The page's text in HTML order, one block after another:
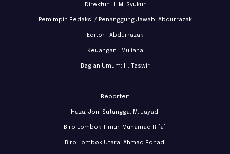
Direktur: H. M. Syukur
Pemimpin Redaksi / Penanggung Jawab: Abdurrazak
Editor : Abdurrazak
Keuangan : Muliana
Bagian Umum: H. Taswir
Reporter:
Haza, Joni Sutangga, M. Jayadi
Biro Lombok Timur: Muhamad Rifa’i
Biro Lombok Utara: Ahmad Rohadi